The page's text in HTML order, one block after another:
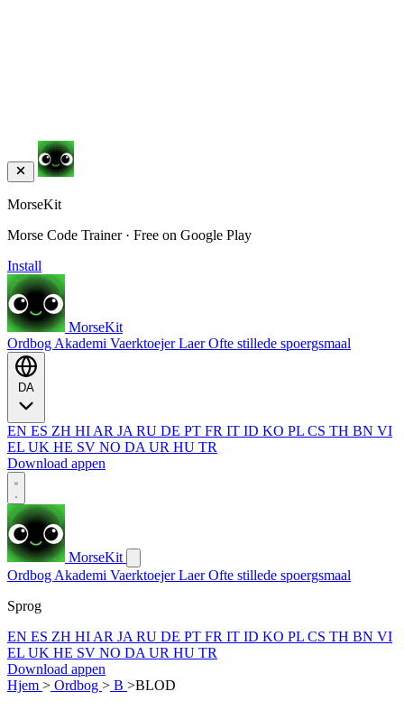
MorseKit
Morse Code Trainer · Free on Google Play
Install
MorseKit
Ordbog Akademi VaerktoejerLaerOfte stillede spoergsmaal
EN ES ZH HI AR JA RU DE PT FR IT ID KO PL CS TH BN VI
EL UK HE SV NO DA UR HU TR
Download appen
MorseKit
Ordbog Akademi VaerktoejerLaerOfte stillede spoergsmaal
Sprog
EN ES ZH HI AR JA RU DE PT FR IT ID KO PL CS TH BN VI
EL UK HE SV NO DA UR HU TR
Download appen
Hjem > Ordbog > B >BLOD